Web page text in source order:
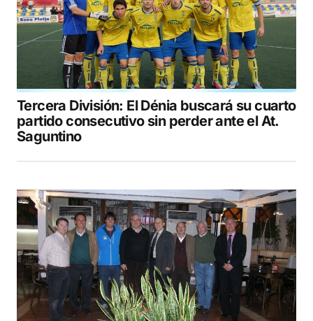
Tercera División: El Dénia buscará su cuarto
partido consecutivo sin perder ante el At.
Saguntino